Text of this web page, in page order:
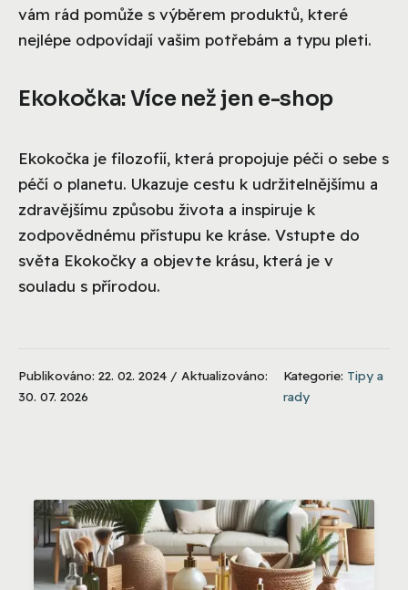
vám rád pomůže s výběrem produktů, které
nejlépe odpovídají vašim potřebám a typu pleti.
Ekokočka: Více než jen e-shop
Ekokočka je filozofií, která propojuje péči o sebe s
péčí o planetu. Ukazuje cestu k udržitelnějšímu a
zdravějšímu způsobu života a inspiruje k
zodpovědnému přístupu ke kráse. Vstupte do
světa Ekokočky a objevte krásu, která je v
souladu s přírodou.
Publikováno: 22. 02. 2024 / Aktualizováno:
30. 07. 2026
Kategorie: Tipy a
rady